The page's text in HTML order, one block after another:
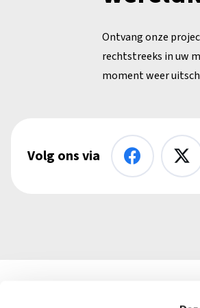
Ontvang onze
rechtstreeks in uw
moment weer
Volg ons via